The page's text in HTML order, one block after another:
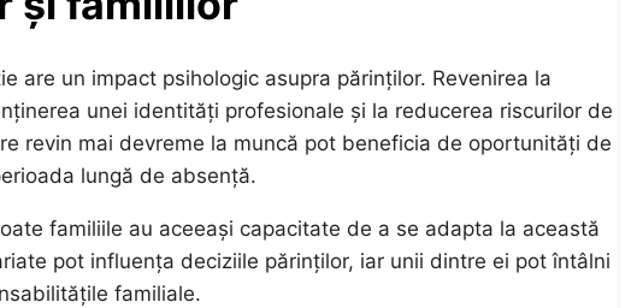
are un impact psihologic asupra părinților. Revenirea la
unei identități profesionale și la reducerea riscurilor de
revin mai devreme la muncă pot beneficia de oportunități de
lungă de absență.
familiile au aceeași capacitate de a se adapta la această
pot influența deciziile părinților, iar unii dintre ei pot întâlni
familiale.